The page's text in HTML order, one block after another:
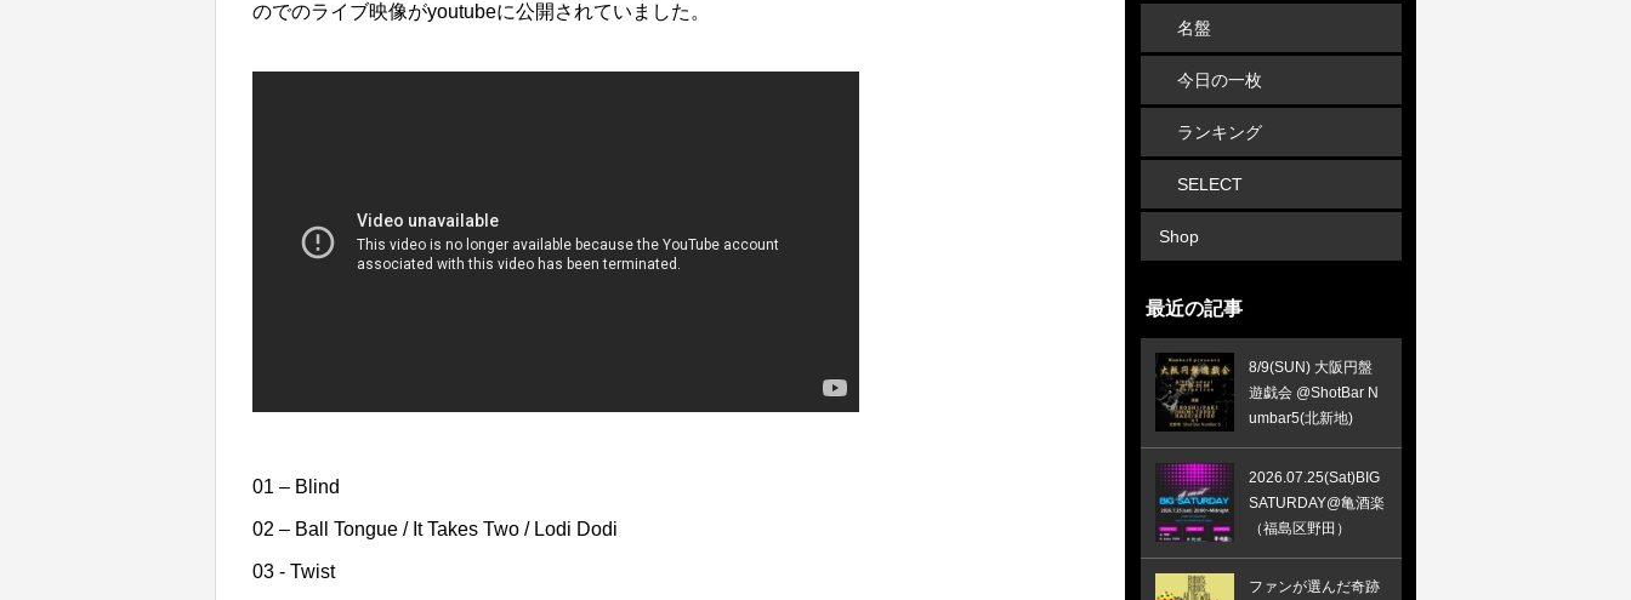
のでのライブ映像がyoutubeに公開されていました。
01 – Blind
02 – Ball Tongue / It Takes Two / Lodi Dodi
03 - Twist
名盤
今日の一枚
ランキング
SELECT
Shop
最近の記事
8/9(SUN) 大阪円盤
遊戯会 @ShotBar N
umbar5(北新地)
2026.07.25(Sat)BIG
SATURDAY@亀酒楽
（福島区野田）
ファンが選んだ奇跡